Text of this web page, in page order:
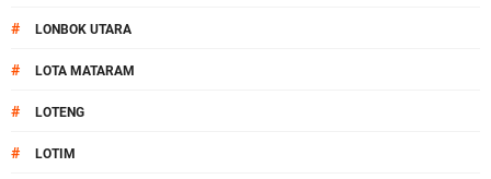
# LONBOK UTARA
# LOTA MATARAM
# LOTENG
# LOTIM